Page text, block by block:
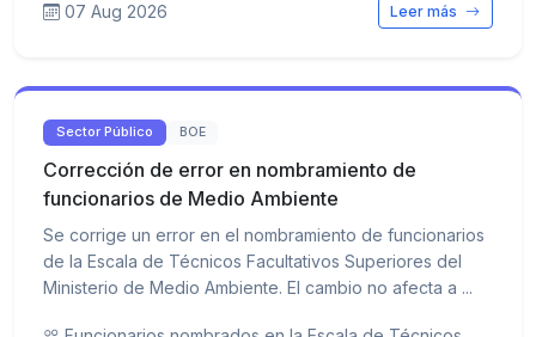
07 Aug 2026 Leer más
Sector Público BOE
Corrección de error en nombramiento de
funcionarios de Medio Ambiente
Se corrige un error en el nombramiento de funcionarios
de la Escala de Técnicos Facultativos Superiores del
Ministerio de Medio Ambiente. El cambio no afecta a ...